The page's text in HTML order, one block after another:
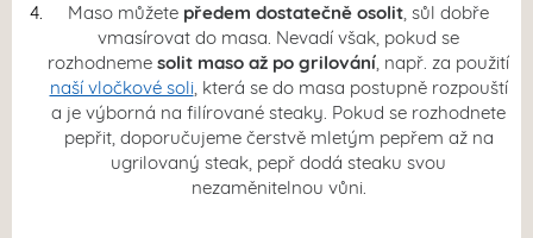
Maso můžete předem dostatečně osolit, sůl dobře
vmasírovat do masa. Nevadí však, pokud se
rozhodneme solit maso až po grilování, např. za použití
naší vločkové soli, která se do masa postupně rozpouští
a je výborná na filírované steaky. Pokud se rozhodnete
pepřit, doporučujeme čerstvě mletým pepřem až na
ugrilovaný steak, pepř dodá steaku svou
nezaměnitelnou vůni.